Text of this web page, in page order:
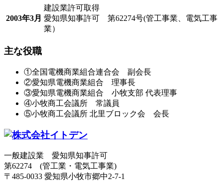
2003年3月
建設業許可取得
愛知県知事許可 第62274号(管工事業、電気工事
業）
主な役職
①全国電機商業組合連合会 副会長
②愛知県電機商業組合 理事長
③愛知県電機商業組合 小牧支部 代表理事
④小牧商工会議所 常議員
⑤小牧商工会議所 北里ブロック会 会長
一般建設業 愛知県知事許可
第62274 (管工業・電気工事業)
〒485-0033 愛知県小牧市郷中2-7-1